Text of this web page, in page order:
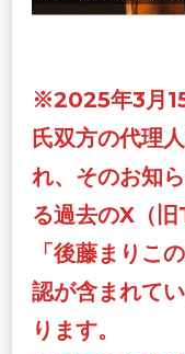
※2025年3月
氏双方の代理
れ、そのお知
る過去のX（
「後藤まりこ
認が含まれて
ります。